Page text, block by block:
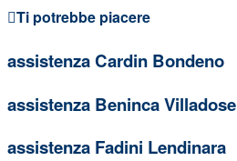
Ti potrebbe piacere
assistenza Cardin Bondeno
assistenza Beninca Villadose
assistenza Fadini Lendinara